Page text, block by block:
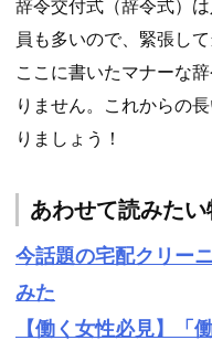
辞令交付式（辞令式）
員も多いので、緊張し
ここに書いたマナーな
りません。これからの
りましょう！
あわせて読みた
今話題の宅配クリー
みた
【働く女性必見】「